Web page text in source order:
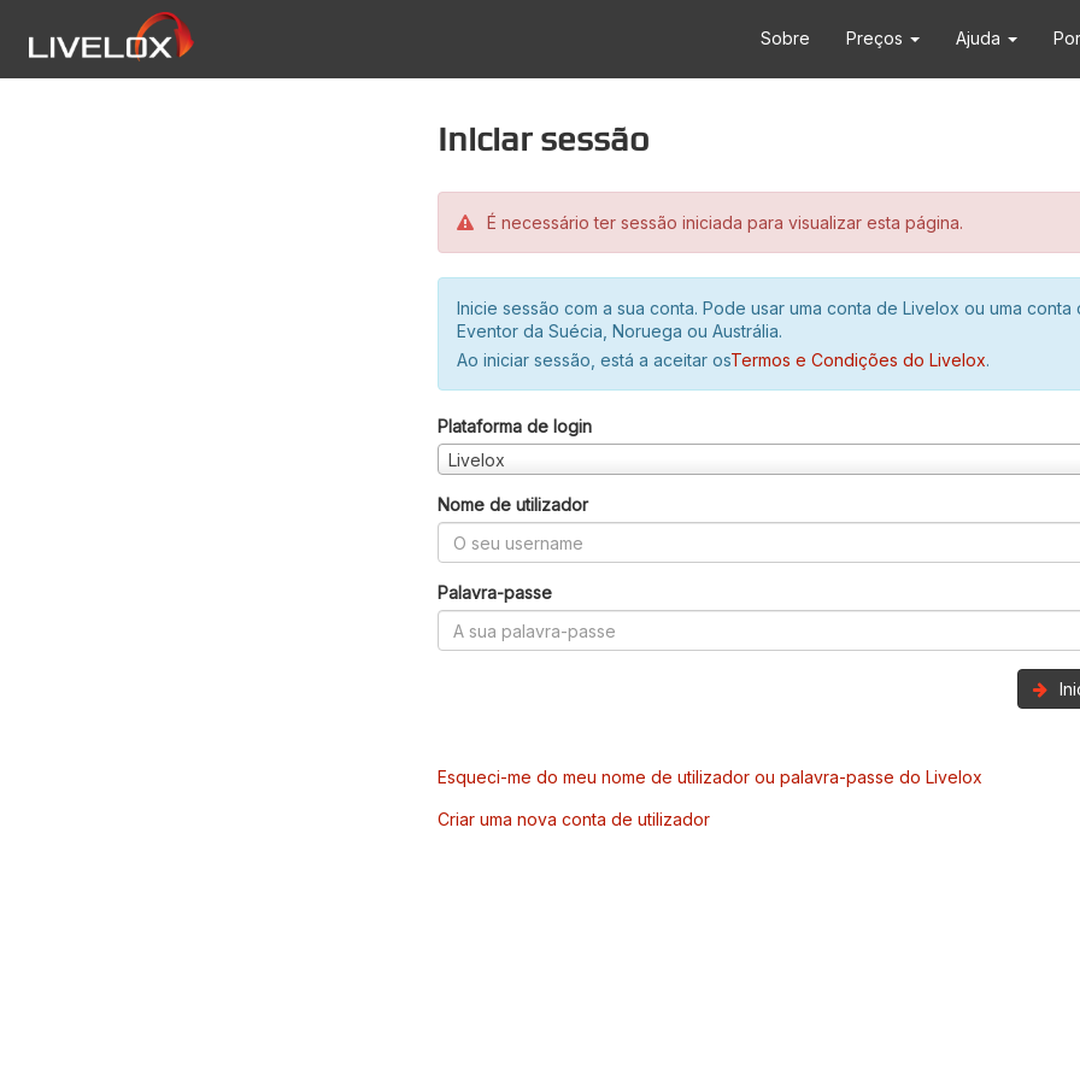
Sobre Preços Ajuda
Iniciar sessão
É necessário ter sessão iniciada para visualizar esta página.
Inicie sessão com a sua conta. Pode usar uma conta de Livelox ou uma conta
Eventor da Suécia, Noruega ou Austrália.
Ao iniciar sessão, está a aceitar osTermos e Condições do Livelox.
Plataforma de login
Livelox
Nome de utilizador
Palavra-passe
Esqueci-me do meu nome de utilizador ou palavra-passe do Livelox
Criar uma nova conta de utilizador